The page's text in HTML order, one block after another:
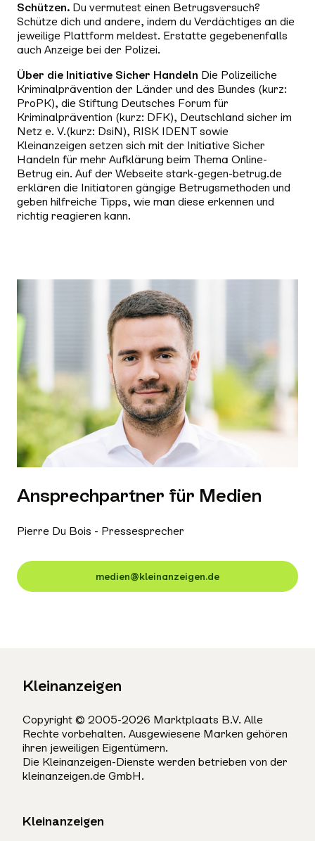
Schützen. Du vermutest einen Betrugsversuch?
Schütze dich und andere, indem du Verdächtiges an die
jeweilige Plattform meldest. Erstatte gegebenenfalls
auch Anzeige bei der Polizei.
Über die Initiative Sicher Handeln Die Polizeiliche
Kriminalprävention der Länder und des Bundes (kurz:
ProPK), die Stiftung Deutsches Forum für
Kriminalprävention (kurz: DFK), Deutschland sicher im
Netz e. V.(kurz: DsiN), RISK IDENT sowie
Kleinanzeigen setzen sich mit der Initiative Sicher
Handeln für mehr Aufklärung beim Thema Online-
Betrug ein. Auf der Webseite stark-gegen-betrug.de
erklären die Initiatoren gängige Betrugsmethoden und
geben hilfreiche Tipps, wie man diese erkennen und
richtig reagieren kann.
Ansprechpartner für Medien
Pierre Du Bois - Pressesprecher
medien@kleinanzeigen.de
Kleinanzeigen
Copyright © 2005-2026 Marktplaats B.V. Alle
Rechte vorbehalten. Ausgewiesene Marken gehören
ihren jeweiligen Eigentümern.
Die Kleinanzeigen-Dienste werden betrieben von der
kleinanzeigen.de GmbH.
Kleinanzeigen